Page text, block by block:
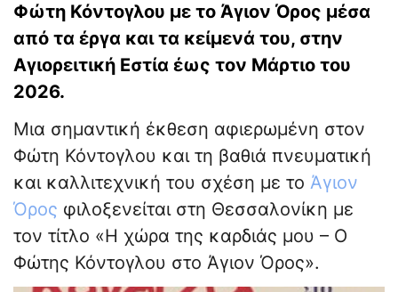
Φώτη Κόντογλου με το Άγιον Όρος μέσα
από τα έργα και τα κείμενά του, στην
Αγιορειτική Εστία έως τον Μάρτιο του
2026.
Μια σημαντική έκθεση αφιερωμένη στον
Φώτη Κόντογλου και τη βαθιά πνευματική
και καλλιτεχνική του σχέση με το Άγιον
Όρος φιλοξενείται στη Θεσσαλονίκη με
τον τίτλο «Η χώρα της καρδιάς μου – Ο
Φώτης Κόντογλου στο Άγιον Όρος».